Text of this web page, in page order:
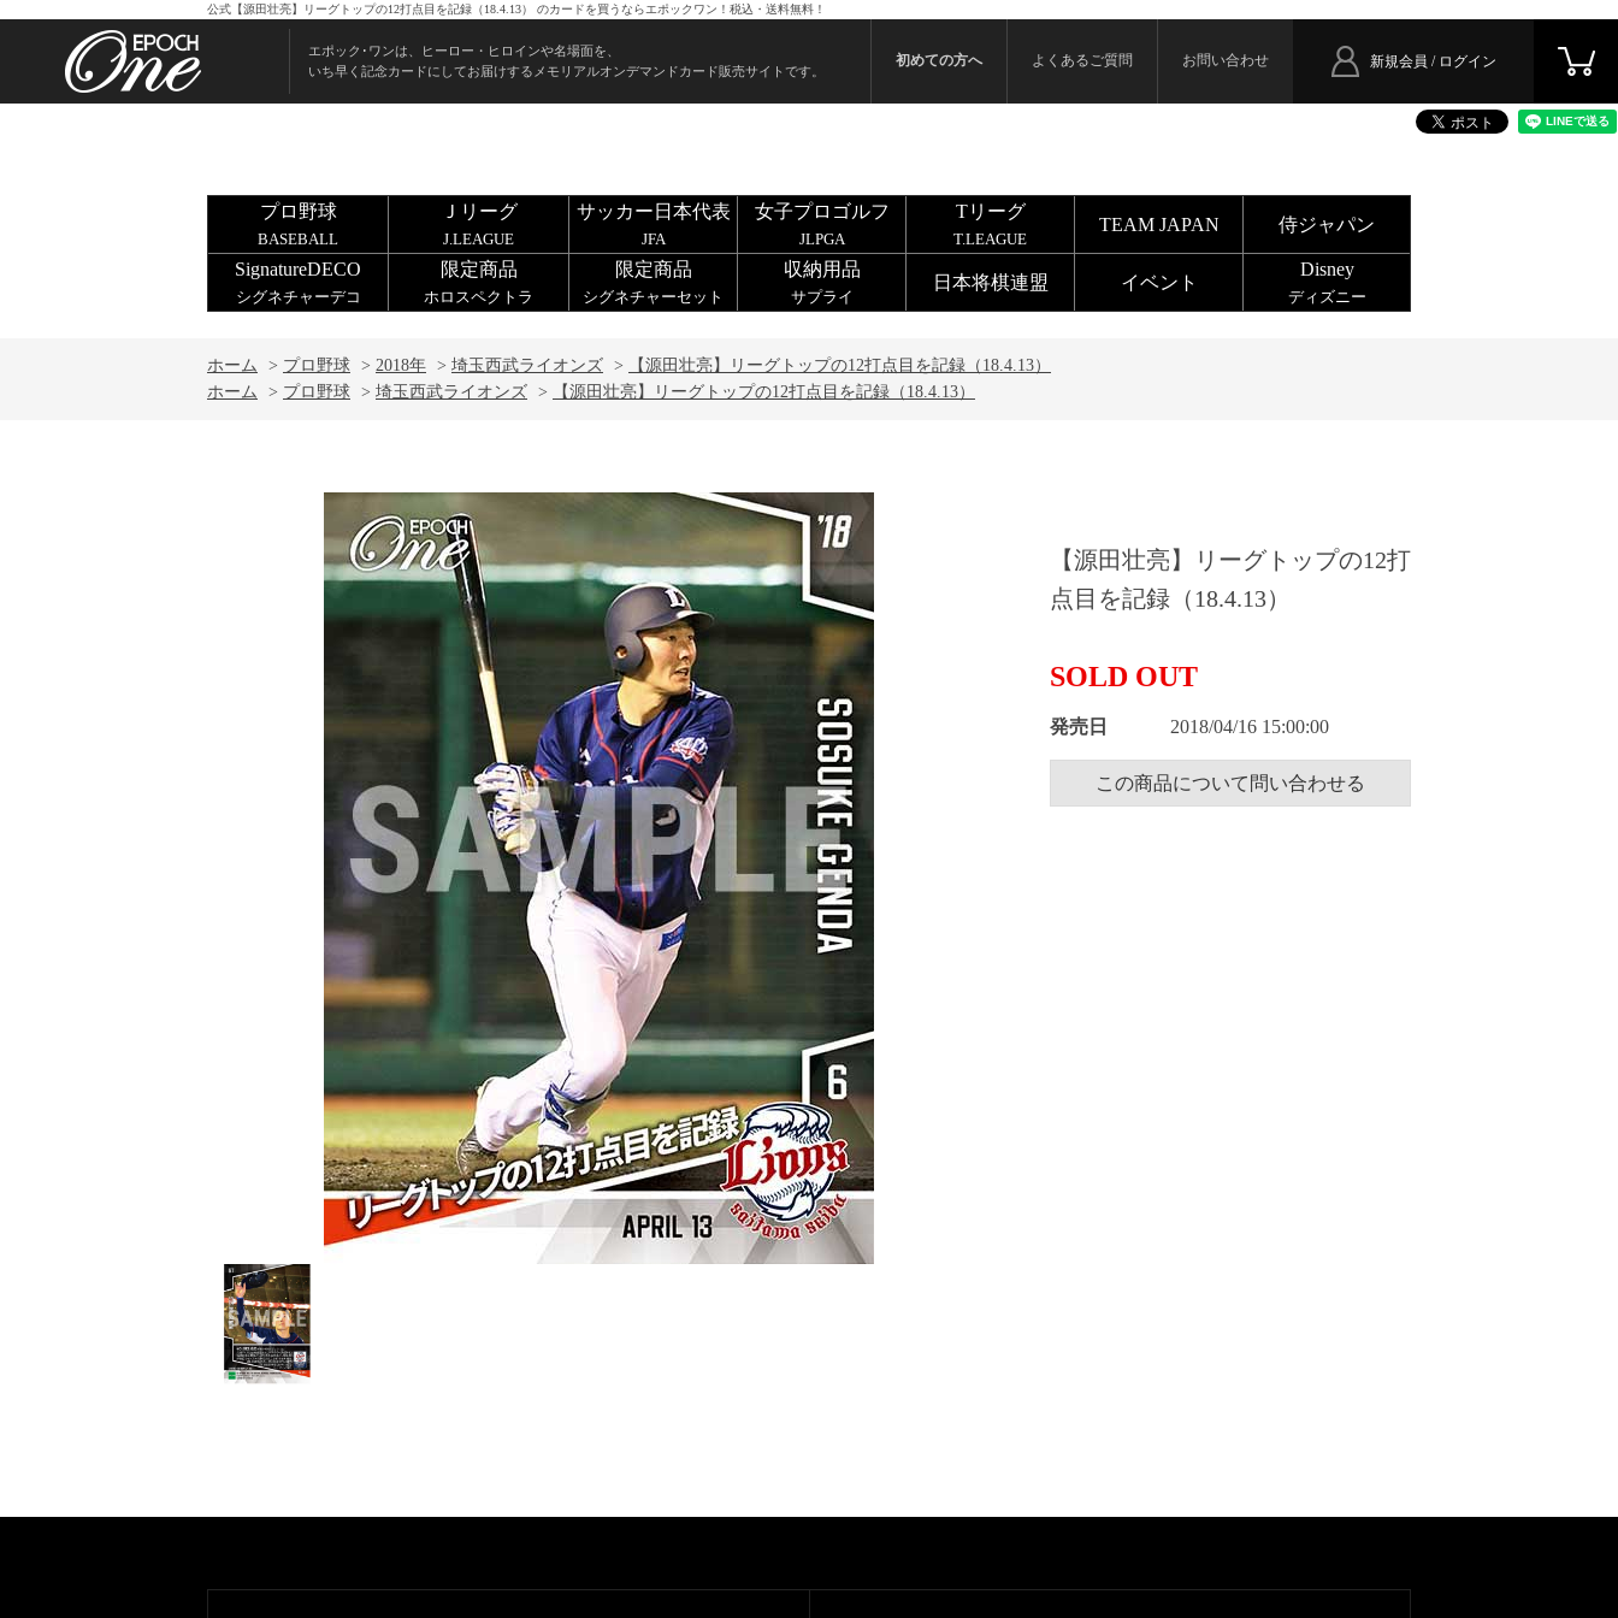
公式【源田壮亮】リーグトップの12打点目を記録（18.4.13） のカードを買うならエポックワン！税込・送料無料！
エポック･ワンは、ヒーロー・ヒロインや名場面を、
いち早く記念カードにしてお届けするメモリアルオンデマンドカード販売サイトです。
新規会員 / ログイン
初めての方へ よくあるご質問 お問い合わせ
プロ野球
BASEBALL
Ｊリーグ
J.LEAGUE
サッカー日本代表
JFA
女子プロゴルフ
JLPGA
Tリーグ
T.LEAGUE
TEAM JAPAN 侍ジャパン
SignatureDECO
シグネチャーデコ
限定商品
ホロスペクトラ
限定商品
シグネチャーセット
収納用品
サプライ
日本将棋連盟 イベント
Disney
ディズニー
ホーム > プロ野球 > 2018年 > 埼玉西武ライオンズ >
【源田壮亮】リーグトップの12打点目を記録（18.4.13）
ホーム
> プロ野球 > 埼玉西武ライオンズ > 【源田壮亮】リーグトップの12打点目を記録（18.4.13）
【源田壮亮】リーグトップの12打
点目を記録（18.4.13）
SOLD OUT
発売日 2018/04/16 15:00:00
この商品について問い合わせる